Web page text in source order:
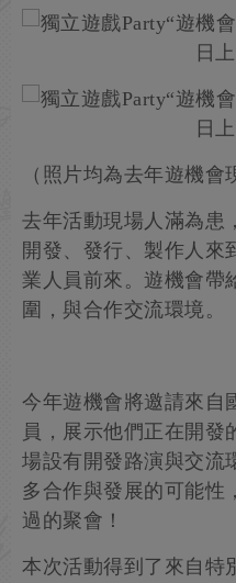
（照片均為去年遊機會
去年活動現場人滿為患
開發、發行、製作人來
業人員前來。遊機會帶
圍，與合作交流環境。
今年遊機會將邀請來自
員，展示他們正在開發
場設有開發路演與交流
多合作與發展的可能性
過的聚會！
本次活動得到了來自特